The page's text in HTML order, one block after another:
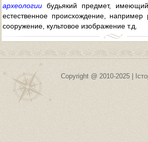
археологии будьякий предмет,
естественное происхождение, например
сооружение, культовое изображение т.д.
Copyright @ 2010-2025 |